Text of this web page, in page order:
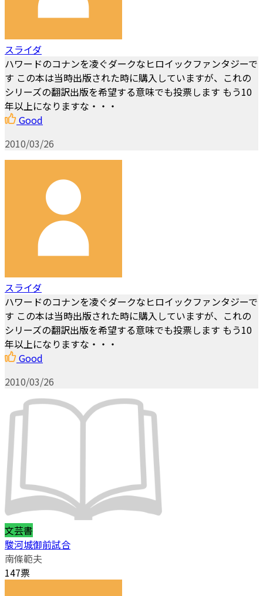
スライダ
ハワードのコナンを凌ぐダークなヒロイックファンタジーで
す この本は当時出版された時に購入していますが、これの
シリーズの翻訳出版を希望する意味でも投票します もう10
年以上になりますな・・・
Good
2010/03/26
スライダ
ハワードのコナンを凌ぐダークなヒロイックファンタジーで
す この本は当時出版された時に購入していますが、これの
シリーズの翻訳出版を希望する意味でも投票します もう10
年以上になりますな・・・
Good
2010/03/26
文芸書
駿河城御前試合
南條範夫
147票